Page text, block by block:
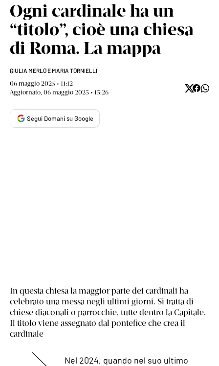
Ogni cardinale ha un
“titolo”, cioè una chiesa
di Roma. La mappa
GIULIA MERLO E MARIA TORNIELLI
Segui Domani su Google
06 maggio 2025 • 11:12
Aggiornato, 06 maggio 2025 • 15:26
In questa chiesa la maggior parte dei cardinali ha
celebrato una messa negli ultimi giorni. Si tratta di
chiese diaconali o parrocchie, tutte dentro la Capitale.
Il titolo viene assegnato dal pontefice che crea il
cardinale
Nel 2024, quando nel suo ultimo